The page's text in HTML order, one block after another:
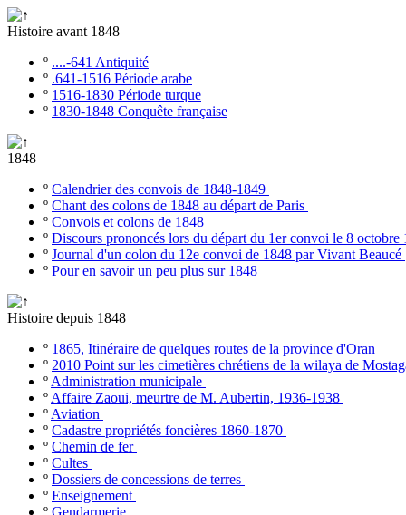
Histoire avant 1848
º ....-641 Antiquité
º .641-1516 Période arabe
º 1516-1830 Période turque
º 1830-1848 Conquête française
1848
º Calendrier des convois de 1848-1849
º Chant des colons de 1848 au départ de Paris
º Convois et colons de 1848
º Discours prononcés lors du départ du 1er convoi le 8 octobre
º Journal d'un colon du 12e convoi de 1848 par Vivant Beaucé
º Pour en savoir un peu plus sur 1848
Histoire depuis 1848
º 1865, Itinéraire de quelques routes de la province d'Oran
º 2010 Point sur les cimetières chrétiens de la wilaya de
º Administration municipale
º Affaire Zaoui, meurtre de M. Aubertin, 1936-1938
º Aviation
º Cadastre propriétés foncières 1860-1870
º Chemin de fer
º Cultes
º Dossiers de concessions de terres
º Enseignement
º Gendarmerie